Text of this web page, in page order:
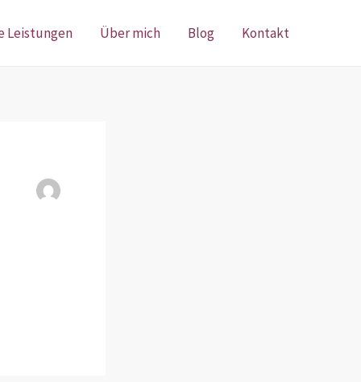
Leistungen Über mich Blog Kontakt